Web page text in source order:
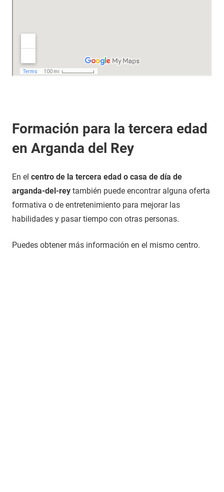
Formación para la tercera edad
en Arganda del Rey
En el centro de la tercera edad o casa de día de
arganda-del-rey también puede encontrar alguna oferta
formativa o de entretenimiento para mejorar las
habilidades y pasar tiempo con otras personas.
Puedes obtener más información en el mismo centro.